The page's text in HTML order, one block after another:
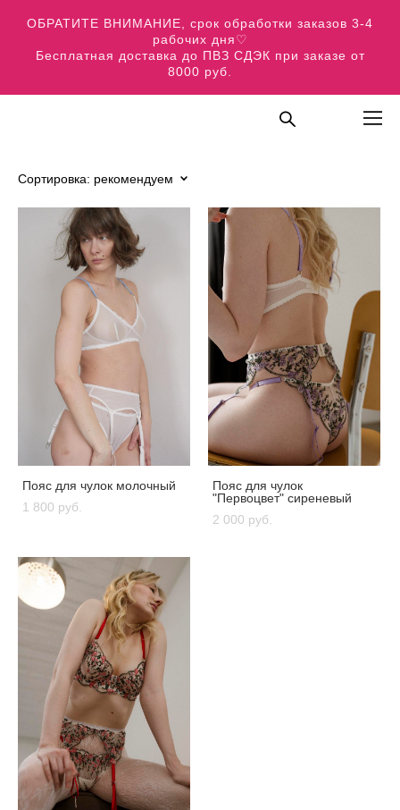
ОБРАТИТЕ ВНИМАНИЕ, срок обработки заказов 3-4
рабочих дня♡
Бесплатная доставка до ПВЗ СДЭК при заказе от
8000 руб.
Сортировка: рекомендуем
Пояс для чулок молочный
1 800 pуб.
Пояс для чулок
"Первоцвет" сиреневый
2 000 pуб.